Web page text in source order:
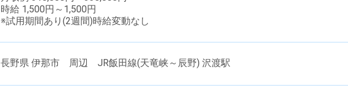
時給 1,500円～1,500円
※試用期間あり(2週間)時給変動なし
長野県 伊那市 周辺 JR飯田線(天竜峡～辰野) 沢渡駅